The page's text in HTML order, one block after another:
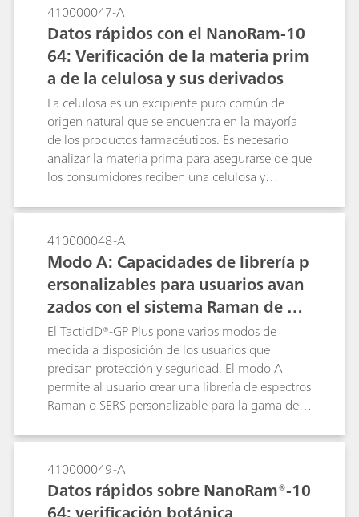
410000047-A
Datos rápidos con el NanoRam-10
64: Verificación de la materia prim
a de la celulosa y sus derivados
La celulosa es un excipiente puro común de
origen natural que se encuentra en la mayoría
de los productos farmacéuticos. Es necesario
analizar la materia prima para asegurarse de que
los consumidores reciben una celulosa y
NanoRam®-1064 es un elemento esencial para
las pruebas de identificación de fármacos, ya
que minimiza la fluorescencia generada por los
típicos sistemas Raman de mano con láseres de
785 nm. Por ello, el NanoRam®-1064 se utiliza
en estos casos para identificar los derivados de la
celulosa que normalmente serían fluorescentes
con un láser de 785 nm.
410000048-A
Modo A: Capacidades de librería p
ersonalizables para usuarios avan
zados con el sistema Raman de ma
no TacticID®-GP Plus
El TacticID®-GP Plus pone varios modos de
medida a disposición de los usuarios que
precisan protección y seguridad. El modo A
permite al usuario crear una librería de espectros
Raman o SERS personalizable para la gama de
calidad de correlación (HQI). El modo A
proporciona una beneficiosa utilidad a los
laboratorios forenses que deseen utilizar la
ampliación de la detección SERS de drogas de
410000049-A
Datos rápidos sobre NanoRam®-10